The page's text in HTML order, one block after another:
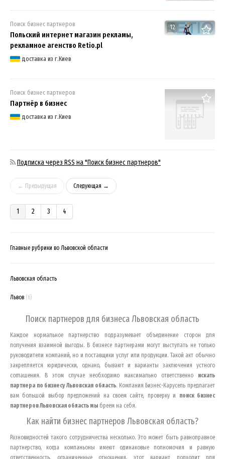
12
Поиск бизнес партнеров
Польский интернет магазин рекламы,
рекламное агенство Retio.pl
доставка из г.Киев
Поиск бизнес партнеров
Партнёр в бизнес
доставка из г.Киев
Подписка через RSS на "Поиск бизнес партнеров"
← Предыдущая Следующая →
1 2 3 4
Главные рубрики во Львовской области
Львовская область
Львов (6)
Поиск партнеров для бизнесаЛьвовская область
Каждое нормальное партнерство подразумевает объединение сторон для
получения взаимной выгоды. В бизнесе партнерами могут выступать не только
руководители компаний, но и поставщики услуг или продукции. Такой акт обычно
закрепляется юридически, однако, бывают и варианты заключения устного
соглашения. В этом случае необходимо максимально ответственно искать
партнера по бизнесуЛьвовская область. Компания Бизнес-Карусель предлагает
вам большой выбор предложений на своем сайте, проверку и поиск бизнес
партнеровЛьвовская область мы бреем на себя.
Как найти бизнес партнеров Львовская область?
Разновидностей такого сотрудничества несколько. Это может быть равноправное
партнерство, когда компаньоны имеют одинаковые полномочия и равную
ответственность, ограниченные отношения, этот вариант подходит для